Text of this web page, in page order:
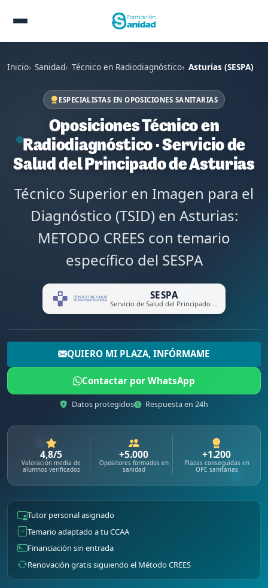
Inicio Sanidad Técnico en Radiodiagnóstico Asturias (SESPA)
ESPECIALISTAS EN OPOSICIONES SANITARIAS
Oposiciones Técnico en
Radiodiagnóstico · Servicio de
Salud del Principado de Asturias
Técnico Superior en Imagen para el
Diagnóstico (TSID) en Asturias:
METODO CREES con temario
específico del SESPA
SESPA
Servicio de Salud del Principado de Asturias
QUIERO MI PLAZA, INFÓRMAME
Contactar por WhatsApp
Datos protegidos Respuesta en 24h
4,8/5
Valoración media de
alumnos verificados
+5.000
Opositores formados en
sanidad
+1.200
Plazas conseguidas en
OPE sanitarias
Tutor personal asignado
Temario adaptado a tu CCAA
Financiación sin entrada
Renovación gratis siguiendo el Método CREES